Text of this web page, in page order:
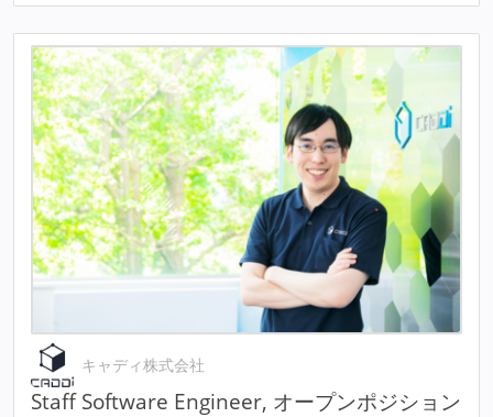
キャディ株式会社
Staff Software Engineer, オープンポジション